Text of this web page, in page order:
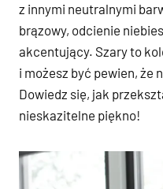
z innymi neutralnymi
brązowy, odcienie
akcentujący. Szary to
i możesz być pewien, że
Dowiedz się, jak
nieskazitelne piękno!